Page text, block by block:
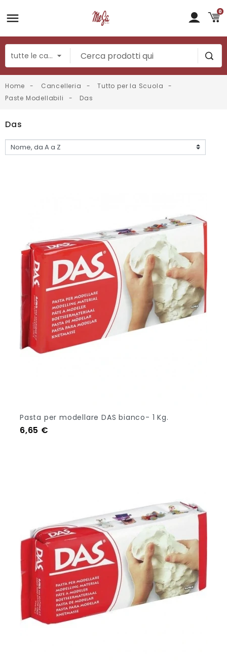
0
Home Cancelleria
Tutto per la Scuola
Paste Modellabili
Das
Das
Pasta per modellare DAS bianco- 1 Kg.
Prezzo
6,65 €